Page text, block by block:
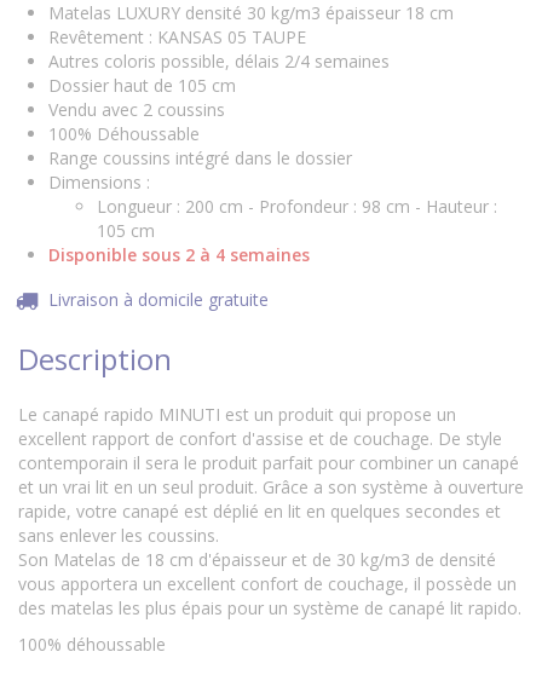
Matelas LUXURY densité 30 kg/m3 épaisseur 18 cm
Revêtement : KANSAS 05 TAUPE
Autres coloris possible, délais 2/4 semaines
Dossier haut de 105 cm
Vendu avec 2 coussins
100% Déhoussable
Range coussins intégré dans le dossier
Dimensions :
Longueur : 200 cm - Profondeur : 98 cm - Hauteur :
105 cm
Disponible sous 2 à 4 semaines
Livraison à domicile gratuite
Description
Le canapé rapido MINUTI est un produit qui propose un
excellent rapport de confort d'assise et de couchage. De style
contemporain il sera le produit parfait pour combiner un canapé
et un vrai lit en un seul produit. Grâce a son système à ouverture
rapide, votre canapé est déplié en lit en quelques secondes et
sans enlever les coussins.
Son Matelas de 18 cm d'épaisseur et de 30 kg/m3 de densité
vous apportera un excellent confort de couchage, il possède un
des matelas les plus épais pour un système de canapé lit rapido.
100% déhoussable